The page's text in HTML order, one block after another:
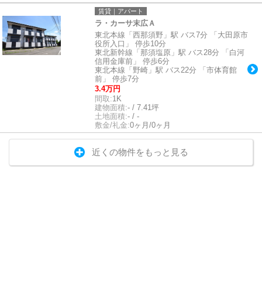
賃貸｜アパート
ラ・カーサ末広Ａ
東北本線「西那須野」駅 バス7分 「大田原市
役所入口」 停歩10分
東北新幹線「那須塩原」駅 バス28分 「白河
信用金庫前」 停歩6分
東北本線「野崎」駅 バス22分 「市体育館
前」 停歩7分
3.4万円
間取:1K
建物面積:- / 7.41坪
土地面積:- / -
敷金/礼金:0ヶ月/0ヶ月
近くの物件をもっと見る